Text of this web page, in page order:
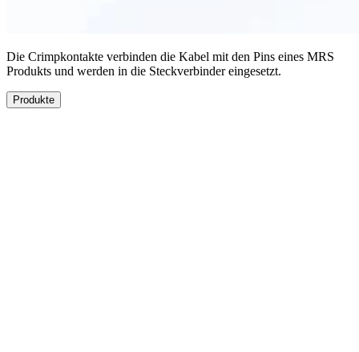
Die Crimpkontakte verbinden die Kabel mit den Pins eines MRS
Produkts und werden in die Steckverbinder eingesetzt.
Produkte